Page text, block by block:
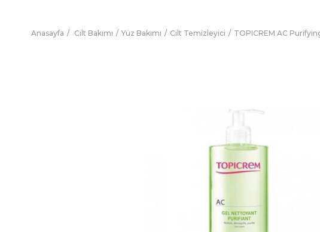
Anasayfa Cilt Bakımı Yüz Bakımı Cilt Temizleyici TOPICREM AC